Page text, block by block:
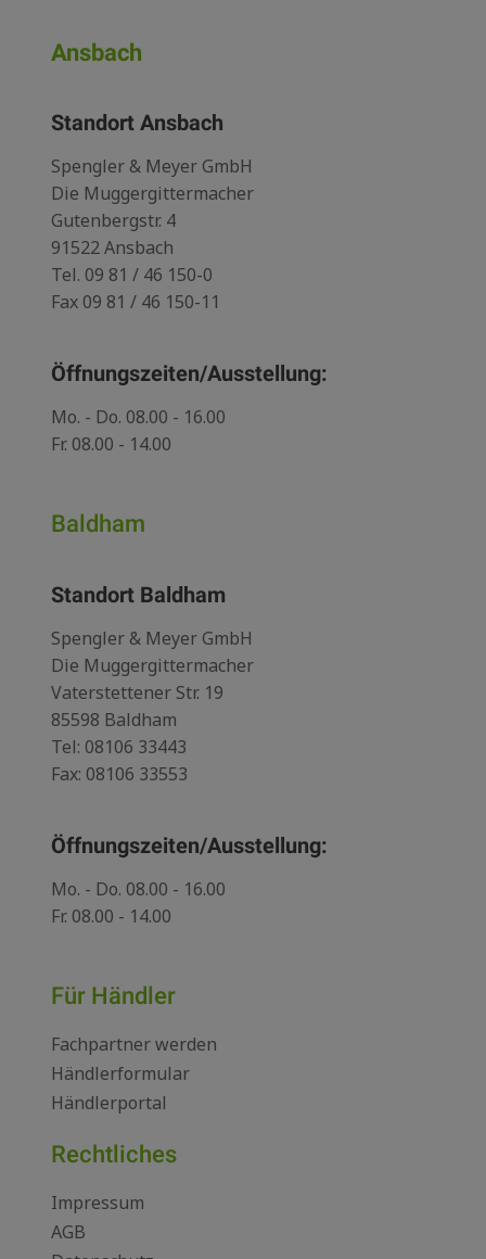
Ansbach
Standort Ansbach
Spengler & Meyer GmbH
Die Muggergittermacher
Gutenbergstr. 4
91522 Ansbach
Tel. 09 81 / 46 150-0
Fax 09 81 / 46 150-11
Öffnungszeiten/Ausstellung:
Mo. - Do. 08.00 - 16.00
Fr. 08.00 - 14.00
Baldham
Standort Baldham
Spengler & Meyer GmbH
Die Muggergittermacher
Vaterstettener Str. 19
85598 Baldham
Tel: 08106 33443
Fax: 08106 33553
Öffnungszeiten/Ausstellung:
Mo. - Do. 08.00 - 16.00
Fr. 08.00 - 14.00
Für Händler
Fachpartner werden
Händlerformular
Händlerportal
Rechtliches
Impressum
AGB